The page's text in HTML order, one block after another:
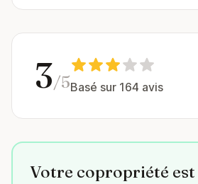
3/5Basé sur 164 avis
Votre copropriété est